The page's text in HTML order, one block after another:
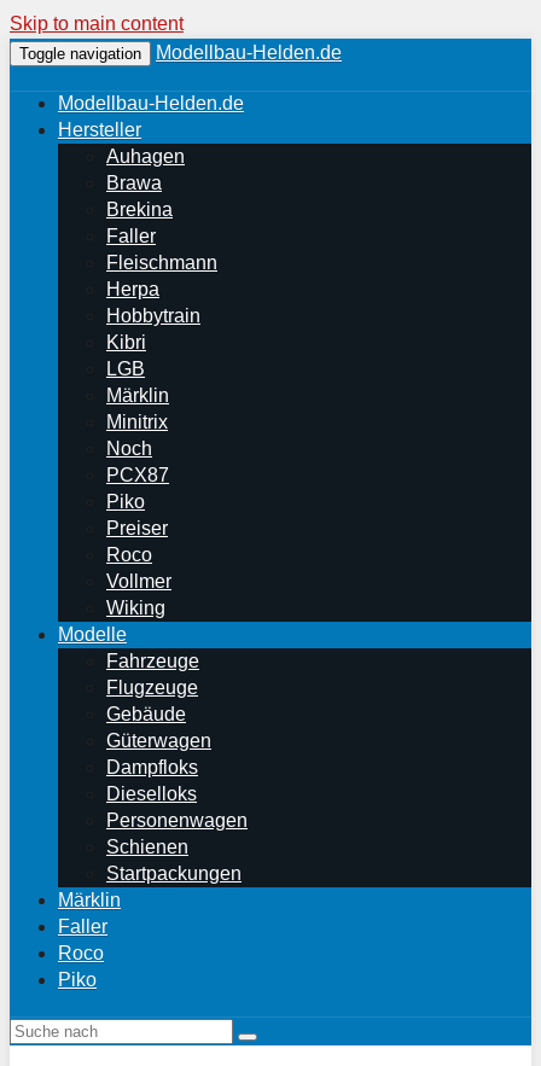
Skip to main content
Toggle navigation Modellbau-Helden.de
Modellbau-Helden.de
Hersteller
Auhagen
Brawa
Brekina
Faller
Fleischmann
Herpa
Hobbytrain
Kibri
LGB
Märklin
Minitrix
Noch
PCX87
Piko
Preiser
Roco
Vollmer
Wiking
Modelle
Fahrzeuge
Flugzeuge
Gebäude
Güterwagen
Dampfloks
Dieselloks
Personenwagen
Schienen
Startpackungen
Märklin
Faller
Roco
Piko